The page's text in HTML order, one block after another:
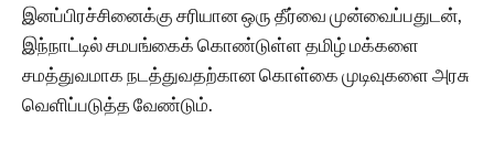
இனப்பிரச்சினைக்கு சரியான ஒரு தீர்வை முன்வைப்பதுடன்,
இந்நாட்டில் சமபங்கைக் கொண்டுள்ள தமிழ் மக்களை
சமத்துவமாக நடத்துவதற்கான கொள்கை முடிவுகளை அரசு
வெளிப்படுத்த வேண்டும்.